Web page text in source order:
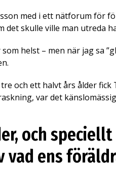
med i ett nätforum för
skulle ville man utreda
helst – men när jag sa
och ett halvt års ålder
var det
och
ens